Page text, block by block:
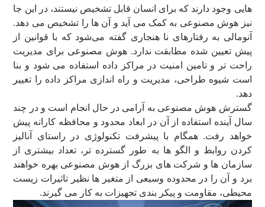
هایی وجود دارند که برای انسان قابل تشخیص نیستند، در این جا
نیز هوش مصنوعی به کمک می آید و آن ها را تشخیص می دهد.
آنومالی به رفتارهای نا هنجاری گفته می‌شود که با قوانین از
پیش تعیین شده مطابقت ندارد. هوش مصنوعی برای مدیریت
راحت تر و تامین امنیت در مراکز داده استفاده می شود و بنا
است شیوه طراحی، مدیریت و راه اندازی مراکز داده را تغییر
دهد.
گسترش هوش مصنوعی به آرامی در حال انجام است و در چند
سال آینده استفاده از آن در ابعاد محدود و محافظه کارانه پیش
خواهد رفت. همگام با پیشرفت تکنولوژی در راستای آنالیز
کردن روابط و الگو ها به طور گسترده تر، تعداد بیشتری از
سازمان ها و شرکت های بزرگ از هوش مصنوعی بهره خواهند
برد و آن را در محدوده وسیعی از متغیر ها نظیر تاثیرات زیست
محیطی، مقاومت و پیکر بندی تجهیزات به کار می گیرند.